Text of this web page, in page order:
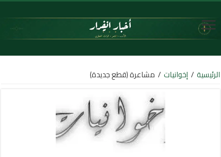
الرئيسية / إخوانيات / مشاعرة (قطع جديدة)